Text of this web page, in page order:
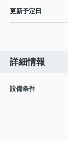
更新予定日
詳細情報
設備条件